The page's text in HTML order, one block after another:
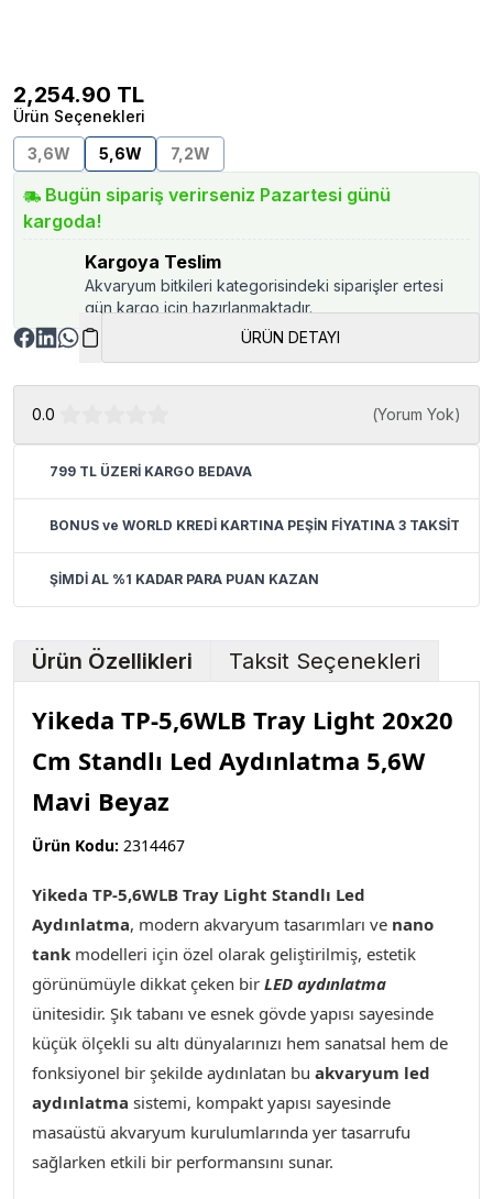
2,254.90 TL
Ürün Seçenekleri
3,6W
5,6W 7,2W
Bugün sipariş verirseniz Pazartesi günü
kargoda!
Kargoya Teslim
Akvaryum bitkileri kategorisindeki siparişler ertesi
gün kargo için hazırlanmaktadır.
ÜRÜN DETAYI
0.0 (Yorum Yok)
799 TL ÜZERİ KARGO BEDAVA
BONUS ve WORLD KREDİ KARTINA PEŞİN FİYATINA 3 TAKSİT
ŞİMDİ AL %1 KADAR PARA PUAN KAZAN
Ürün Özellikleri Taksit Seçenekleri
Yikeda TP-5,6WLB Tray Light 20x20
Cm Standlı Led Aydınlatma 5,6W
Mavi Beyaz
Ürün Kodu: 2314467
Yikeda TP-5,6WLB Tray Light Standlı Led
Aydınlatma, modern akvaryum tasarımları ve nano
tank modelleri için özel olarak geliştirilmiş, estetik
görünümüyle dikkat çeken bir LED aydınlatma
ünitesidir. Şık tabanı ve esnek gövde yapısı sayesinde
küçük ölçekli su altı dünyalarınızı hem sanatsal hem de
fonksiyonel bir şekilde aydınlatan bu akvaryum led
aydınlatma sistemi, kompakt yapısı sayesinde
masaüstü akvaryum kurulumlarında yer tasarrufu
sağlarken etkili bir performansını sunar.